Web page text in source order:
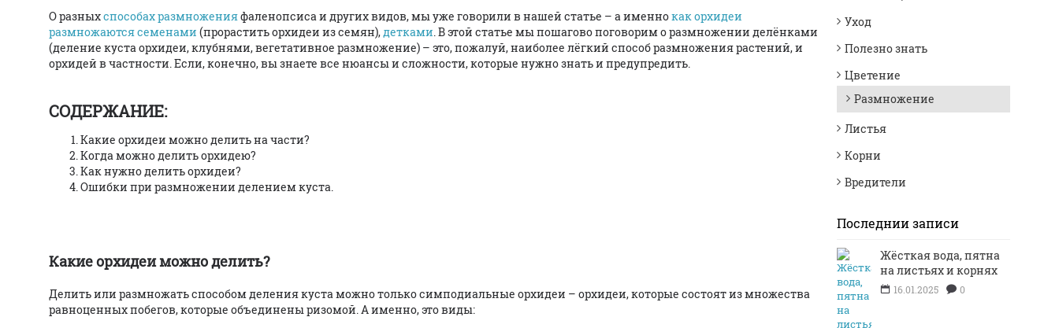
Уход
Полезно знать
Цветение
Размножение
Листья
Корни
Вредители
Последнии записи
Жёсткая вода, пятна
на листьях и корнях
16.01.2025 0
О разныхспособах размноженияфаленопсиса и других видов, мы уже говорили в нашей статье – а именнокак орхидеи
размножаются семенами (прорастить орхидеи из семян),детками. В этой статье мы пошагово поговорим о размножении делёнками
(деление куста орхидеи, клубнями, вегетативное размножение) – это, пожалуй, наиболее лёгкий способ размножения растений, и
орхидей в частности. Если, конечно, вы знаете все нюансы и сложности, которые нужно знать и предупредить.
СОДЕРЖАНИЕ:
Какие орхидеи можно делить на части?
Когда можно делить орхидею?
Как нужно делить орхидеи?
Ошибки при размножении делением куста.
Какие орхидеи можно делить?
Делить или размножать способом деления куста можно только симподиальные орхидеи – орхидеи, которые состоят из множества
равноценных побегов, которые объединены ризомой. А именно, это виды: